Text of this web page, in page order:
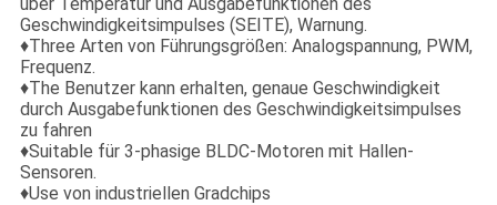
über Temperatur und Ausgabefunktionen des
Geschwindigkeitsimpulses (SEITE), Warnung.
♦Three Arten von Führungsgrößen: Analogspannung, PWM,
Frequenz.
♦The Benutzer kann erhalten, genaue Geschwindigkeit
durch Ausgabefunktionen des Geschwindigkeitsimpulses
zu fahren
♦Suitable für 3-phasige BLDC-Motoren mit Hallen-
Sensoren.
♦Use von industriellen Gradchips